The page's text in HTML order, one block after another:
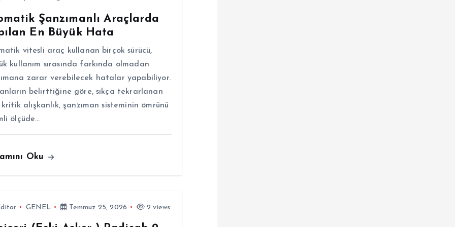
Şanzımanlı Araçlarda
En Büyük Hata
vitesli araç kullanan birçok sürücü,
kullanım sırasında farkında olmadan
zarar verebilecek hatalar yapabiliyor.
belirttiğine göre, sıkça tekrarlanan
kritik alışkanlık, şanzıman sisteminin ömrünü
ölçüde…
Oku
GENEL Temmuz 25, 2026 2 views